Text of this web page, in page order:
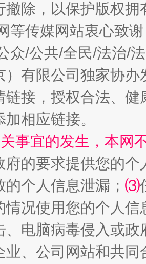
段成刚被判无期 从幼
来了！等你上场
撤除，以保护版权
等传媒网站衷心致
众/公共/全民/法治/
）有限公司独家协
链接，授权合法、
相应链接。
事宜的发生，本网
府的要求提供您的个
个人信息泄漏； ⑶
情况使用您的个人
、电脑病毒侵入或
业、公司网站和共